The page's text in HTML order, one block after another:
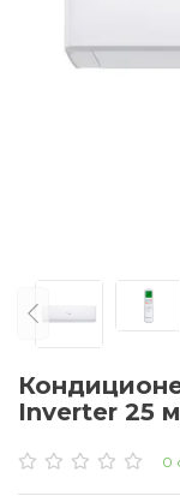
Inverter 25
0